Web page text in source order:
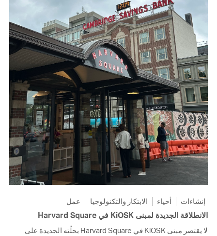
إنشاءات أحياء الابتكار والتكنولوجيا عمل
الانطلاقة الجديدة لمبنى KiOSK في Harvard Square
لا يقتصر مبنى KiOSK في Harvard Square بحلّته الجديدة على